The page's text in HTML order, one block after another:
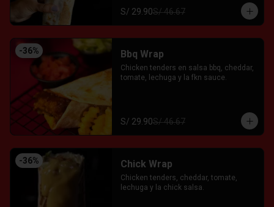
S/ 29.90S/ 46.67
-36% Bbq Wrap
Chicken tenders en salsa bbq, cheddar,
tomate, lechuga y la fkn sauce.
S/ 29.90S/ 46.67
-36% Chick Wrap
Chicken tenders, cheddar, tomate,
lechuga y la chick salsa.